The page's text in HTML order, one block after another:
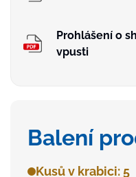
Prohlášení o
vpusti
Balení
Kusů v krabici: 5